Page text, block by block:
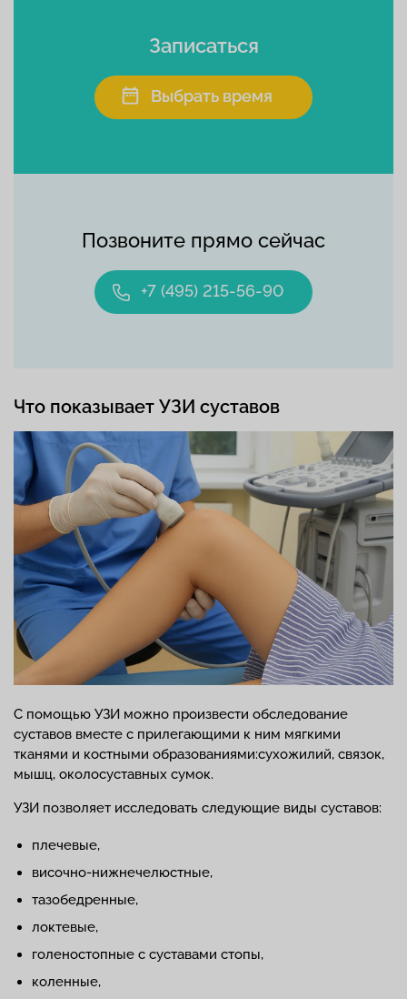
Позвоните прямо сейчас
+7 (495) 215-56-90
Записаться
Выбрать время
Что показывает УЗИ суставов
С помощью УЗИ можно произвести обследование
суставов вместе с прилегающими к ним мягкими
тканями и костными образованиями:сухожилий, связок,
мышц, околосуставных сумок.
УЗИ позволяет исследовать следующие виды суставов:
плечевые,
височно-нижнечелюстные,
тазобедренные,
локтевые,
голеностопные с суставами стопы,
коленные,